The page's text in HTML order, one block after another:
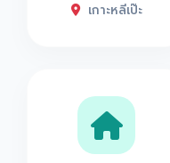
เกาะหลีเป๊ะ